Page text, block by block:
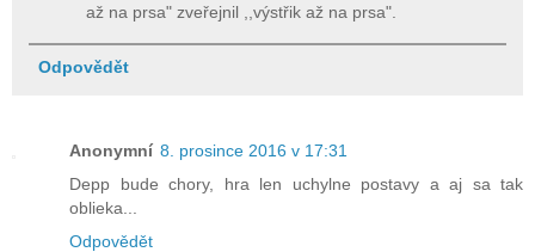
až na prsa" zveřejnil ,,výstřik až na prsa".
Odpovědět
Anonymní 8. prosince 2016 v 17:31
Depp bude chory, hra len uchylne postavy a aj sa tak
oblieka...
Odpovědět